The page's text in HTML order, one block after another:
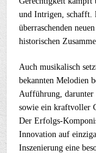
und Intrigen, schafft.
überraschenden
historischen
Auch musikalisch
bekannten Melodien
Aufführung, darunter
sowie ein kraftvoller
Der Erfolgs-
Innovation auf
Inszenierung eine